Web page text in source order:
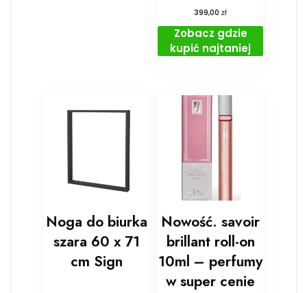
399,00zł
Zobacz gdzie
kupić najtaniej
Noga do biurka
szara 60 x 71
cm Sign
Nowość. savoir
brillant roll-on
10ml – perfumy
w super cenie